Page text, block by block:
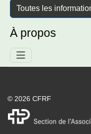
Toutes les
À propos
© 2026 CFRF